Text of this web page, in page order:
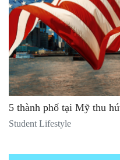
5 thành phố tại Mỹ thu
Student Lifestyle